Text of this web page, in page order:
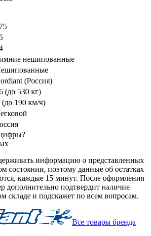
нешипованные
(Россия)
(до 530 кг)
(до 190 км/ч)
информацию о представленных
состоянии, поэтому данные об остатках
каждые 15 минут. После оформления
дополнительно подтвердит наличие
складе и подскажет по всем вопросам.
Все товары бренда